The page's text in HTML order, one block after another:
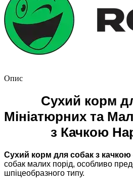
Опис
Сухий корм
Мініатюрних та
з Качкою
Сухий корм для собак з качкою
собак малих порід, особливо
шпіцеобразного типу.